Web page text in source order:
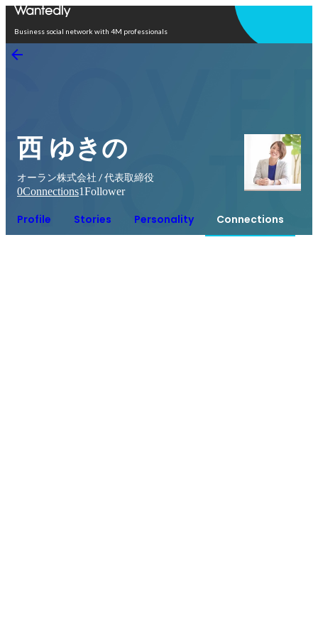
Business social network with 4M professionals
西 ゆきの
オーラン株式会社 / 代表取締役
0Connections1Follower
Profile Stories Personality Connections